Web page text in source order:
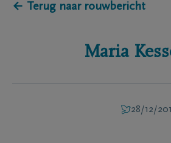
← Terug naar rouwbericht
Maria
28/12/